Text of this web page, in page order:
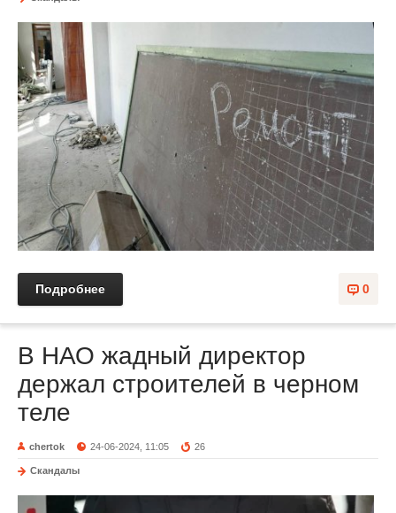
0
Подробнее
В НАО жадный директор
держал строителей в черном
теле
chertok 24-06-2024, 11:05 26
Скандалы